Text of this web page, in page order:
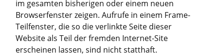
im gesamten bisherigen oder einem neuen
Browserfenster zeigen. Aufrufe in einem Frame-
Teilfenster, die so die verlinkte Seite dieser
Website als Teil der fremden Internet-Site
erscheinen lassen, sind nicht statthaft.